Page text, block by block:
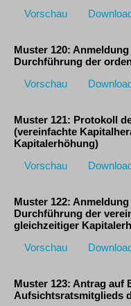
Vorschau
Muster 120:
Durchführung der
Vorschau
Muster 121: Protokoll
(vereinfachte
Kapitalerhöhung)
Vorschau
Muster 122:
Durchführung der
gleichzeitiger
Vorschau
Muster 123: Antrag auf
Aufsichtsratsmitglieds